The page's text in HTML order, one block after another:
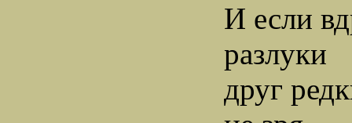
И если
разлуки
друг